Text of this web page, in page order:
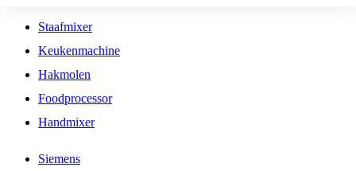
Staafmixer
Keukenmachine
Hakmolen
Foodprocessor
Handmixer
Siemens